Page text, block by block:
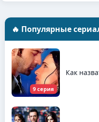
🔥 Популярные
9 серия
Как